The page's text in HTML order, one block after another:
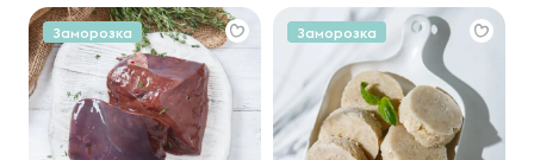
Заморозка Заморозка